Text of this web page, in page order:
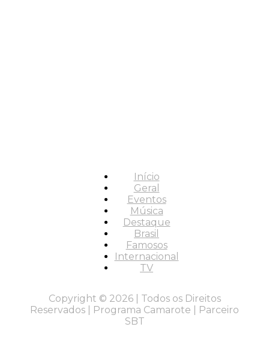
Início
Geral
Eventos
Música
Destaque
Brasil
Famosos
Internacional
TV
Copyright © 2026 | Todos os Direitos
Reservados | Programa Camarote | Parceiro
SBT